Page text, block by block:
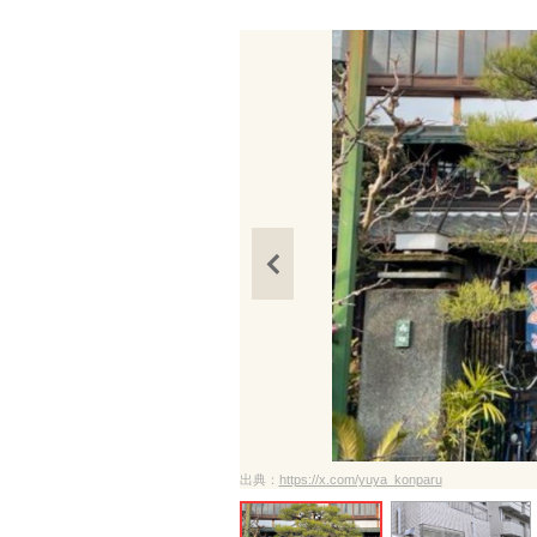
出典： https://x.com/yuya_konparu